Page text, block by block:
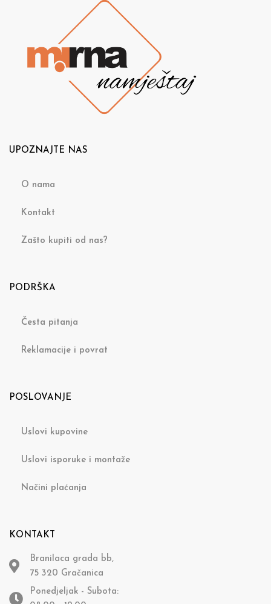
UPOZNAJTE NAS
O nama
Kontakt
Zašto kupiti od nas?
PODRŠKA
Česta pitanja
Reklamacije i povrat
POSLOVANJE
Uslovi kupovine
Uslovi isporuke i montaže
Načini plaćanja
KONTAKT
Branilaca grada bb,
75 320 Gračanica
Ponedjeljak - Subota: